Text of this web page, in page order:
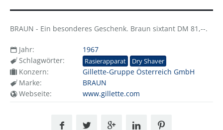
BRAUN - Ein besonderes Geschenk. Braun sixtant DM 81,--.
Jahr:
1967
Schlagwörter:
Rasierapparat Dry Shaver
Konzern:
Gillette-Gruppe Österreich GmbH
Marke:
BRAUN
Webseite:
www.gillette.com